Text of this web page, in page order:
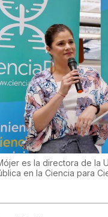
es la directora de la
en la Ciencia para